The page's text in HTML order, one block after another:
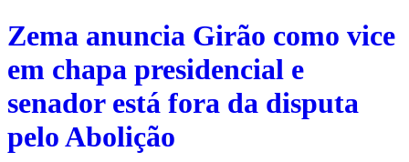
Zema anuncia Girão como vice
em chapa presidencial e
senador está fora da disputa
pelo Abolição